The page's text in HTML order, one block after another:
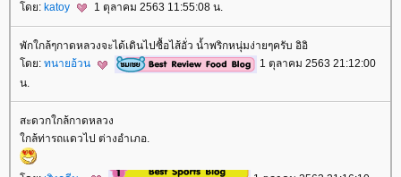
ดย: katoy 1 ตุลาคม 2563 11:55:08 น.
พักใกล้ๆกาดหลวงจะได้เดินไปซื้อไส้อั่ว น้ำพริกหนุ่มง่ายๆครับ อิอิ
ดย: ทนายอ้วน
1 ตุลาคม 2563 21:12:00
น.
สะดวกใกล้กาดหลวง
กล้ท่ารถแดวไป ต่างอำเภอ.